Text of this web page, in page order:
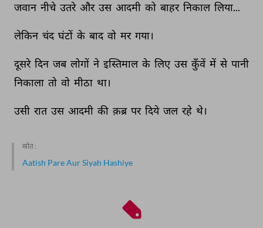
जवान नीचे उतरे और उस आदमी को बाहर निकाल लिया...
लेकिन चंद घंटों के बाद वो मर गया।
दूसरे दिन जब लोगों ने इस्तिमाल के लिए उस कुँवें में से पानी
निकाला तो वो मीठा था।
उसी रात उस आदमी की क़ब्र पर दिये जल रहे थे।
स्रोत :
Aatish Pare Aur Siyah Hashiye